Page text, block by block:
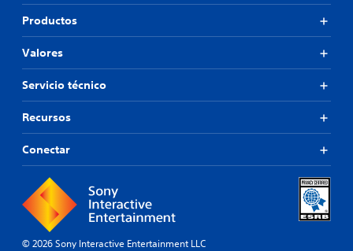
Productos
Valores
Servicio técnico
Recursos
Conectar
© 2026 Sony Interactive Entertainment LLC